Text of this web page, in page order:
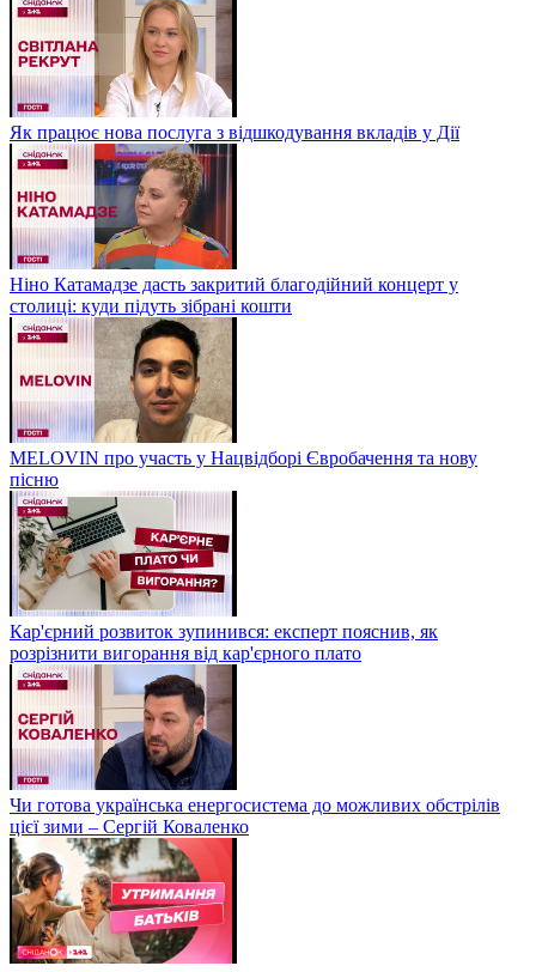
Як працює нова послуга з відшкодування вкладів у Дії
Ніно Катамадзе дасть закритий благодійний концерт у
столиці: куди підуть зібрані кошти
MELOVIN про участь у Нацвідборі Євробачення та нову
пісню
Кар'єрний розвиток зупинився: експерт пояснив, як
розрізнити вигорання від кар'єрного плато
Чи готова українська енергосистема до можливих обстрілів
цієї зими – Сергій Коваленко